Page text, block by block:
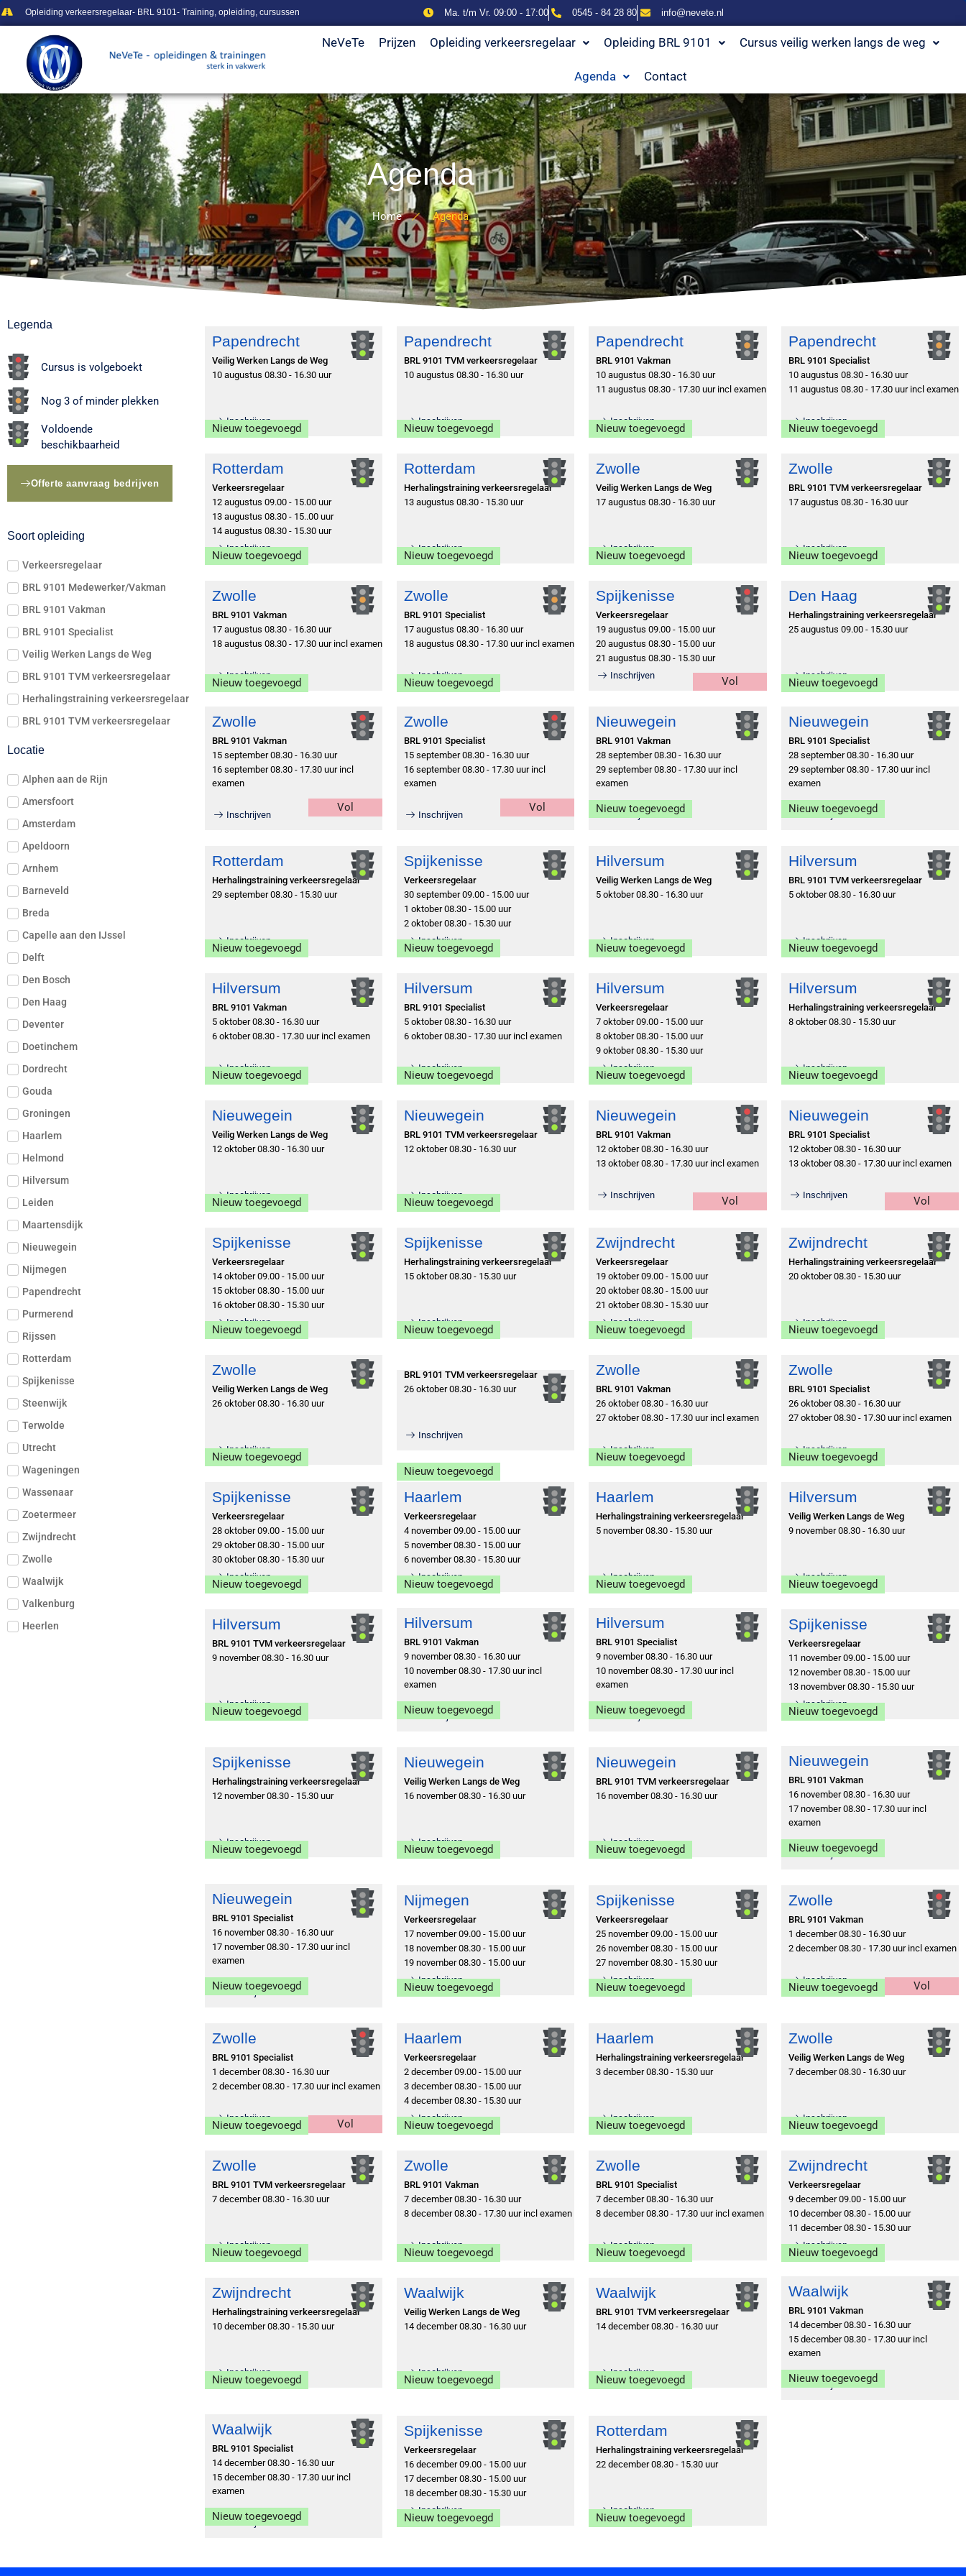
Opleiding verkeersregelaar- BRL 9101- Training, opleiding, cursussen Ma. t/m Vr. 09:00 - 17:00 0545 - 84 28 80 info@nevete.nl
NeVeTe Prijzen Opleiding verkeersregelaar Opleiding BRL 9101 Cursus veilig werken langs de weg
Agenda Contact
Agenda
Home Agenda
Legenda
Cursus is volgeboekt
Nog 3 of minder plekken
Voldoende
beschikbaarheid
Offerte aanvraag bedrijven
Soort opleiding
Verkeersregelaar
BRL 9101 Medewerker/Vakman
BRL 9101 Vakman
BRL 9101 Specialist
Veilig Werken Langs de Weg
BRL 9101 TVM verkeersregelaar
Herhalingstraining verkeersregelaar
BRL 9101 TVM verkeersregelaar
Locatie
Alphen aan de Rijn
Amersfoort
Amsterdam
Apeldoorn
Arnhem
Barneveld
Breda
Capelle aan den IJssel
Delft
Den Bosch
Den Haag
Deventer
Doetinchem
Dordrecht
Gouda
Groningen
Haarlem
Helmond
Hilversum
Leiden
Maartensdijk
Nieuwegein
Nijmegen
Papendrecht
Purmerend
Rijssen
Rotterdam
Spijkenisse
Steenwijk
Terwolde
Utrecht
Wageningen
Wassenaar
Zoetermeer
Zwijndrecht
Zwolle
Waalwijk
Valkenburg
Heerlen
Nieuw toegevoegd
Papendrecht
Veilig Werken Langs de Weg
10 augustus 08.30 - 16.30 uur
Inschrijven
Nieuw toegevoegd
Papendrecht
BRL 9101 TVM verkeersregelaar
10 augustus 08.30 - 16.30 uur
Inschrijven
Nieuw toegevoegd
Papendrecht
BRL 9101 Vakman
10 augustus 08.30 - 16.30 uur
11 augustus 08.30 - 17.30 uur incl examen
Inschrijven
Nieuw toegevoegd
Papendrecht
BRL 9101 Specialist
10 augustus 08.30 - 16.30 uur
11 augustus 08.30 - 17.30 uur incl examen
Inschrijven
Nieuw toegevoegd
Rotterdam
Verkeersregelaar
12 augustus 09.00 - 15.00 uur
13 augustus 08.30 - 15..00 uur
14 augustus 08.30 - 15.30 uur
Inschrijven
Nieuw toegevoegd
Rotterdam
Herhalingstraining verkeersregelaar
13 augustus 08.30 - 15.30 uur
Inschrijven
Nieuw toegevoegd
Zwolle
Veilig Werken Langs de Weg
17 augustus 08.30 - 16.30 uur
Inschrijven
Nieuw toegevoegd
Zwolle
BRL 9101 TVM verkeersregelaar
17 augustus 08.30 - 16.30 uur
Inschrijven
Nieuw toegevoegd
Zwolle
BRL 9101 Vakman
17 augustus 08.30 - 16.30 uur
18 augustus 08.30 - 17.30 uur incl examen
Inschrijven
Nieuw toegevoegd
Zwolle
BRL 9101 Specialist
17 augustus 08.30 - 16.30 uur
18 augustus 08.30 - 17.30 uur incl examen
Inschrijven Vol
Spijkenisse
Verkeersregelaar
19 augustus 09.00 - 15.00 uur
20 augustus 08.30 - 15.00 uur
21 augustus 08.30 - 15.30 uur
Inschrijven
Nieuw toegevoegd
Den Haag
Herhalingstraining verkeersregelaar
25 augustus 09.00 - 15.30 uur
Inschrijven
Vol
Zwolle
BRL 9101 Vakman
15 september 08.30 - 16.30 uur
16 september 08.30 - 17.30 uur incl
examen
Inschrijven
Vol
Zwolle
BRL 9101 Specialist
15 september 08.30 - 16.30 uur
16 september 08.30 - 17.30 uur incl
examen
Inschrijven Nieuw toegevoegd
Nieuwegein
BRL 9101 Vakman
28 september 08.30 - 16.30 uur
29 september 08.30 - 17.30 uur incl
examen
Inschrijven Nieuw toegevoegd
Nieuwegein
BRL 9101 Specialist
28 september 08.30 - 16.30 uur
29 september 08.30 - 17.30 uur incl
examen
Inschrijven
Nieuw toegevoegd
Rotterdam
Herhalingstraining verkeersregelaar
29 september 08.30 - 15.30 uur
Inschrijven
Nieuw toegevoegd
Spijkenisse
Verkeersregelaar
30 september 09.00 - 15.00 uur
1 oktober 08.30 - 15.00 uur
2 oktober 08.30 - 15.30 uur
Inschrijven
Nieuw toegevoegd
Hilversum
Veilig Werken Langs de Weg
5 oktober 08.30 - 16.30 uur
Inschrijven
Nieuw toegevoegd
Hilversum
BRL 9101 TVM verkeersregelaar
5 oktober 08.30 - 16.30 uur
Inschrijven
Nieuw toegevoegd
Hilversum
BRL 9101 Vakman
5 oktober 08.30 - 16.30 uur
6 oktober 08.30 - 17.30 uur incl examen
Inschrijven
Nieuw toegevoegd
Hilversum
BRL 9101 Specialist
5 oktober 08.30 - 16.30 uur
6 oktober 08.30 - 17.30 uur incl examen
Inschrijven
Nieuw toegevoegd
Hilversum
Verkeersregelaar
7 oktober 09.00 - 15.00 uur
8 oktober 08.30 - 15.00 uur
9 oktober 08.30 - 15.30 uur
Inschrijven
Nieuw toegevoegd
Hilversum
Herhalingstraining verkeersregelaar
8 oktober 08.30 - 15.30 uur
Inschrijven
Nieuw toegevoegd
Nieuwegein
Veilig Werken Langs de Weg
12 oktober 08.30 - 16.30 uur
Inschrijven
Nieuw toegevoegd
Nieuwegein
BRL 9101 TVM verkeersregelaar
12 oktober 08.30 - 16.30 uur
Inschrijven Vol
Nieuwegein
BRL 9101 Vakman
12 oktober 08.30 - 16.30 uur
13 oktober 08.30 - 17.30 uur incl examen
Inschrijven Vol
Nieuwegein
BRL 9101 Specialist
12 oktober 08.30 - 16.30 uur
13 oktober 08.30 - 17.30 uur incl examen
Inschrijven
Nieuw toegevoegd
Spijkenisse
Verkeersregelaar
14 oktober 09.00 - 15.00 uur
15 oktober 08.30 - 15.00 uur
16 oktober 08.30 - 15.30 uur
Inschrijven
Nieuw toegevoegd
Spijkenisse
Herhalingstraining verkeersregelaar
15 oktober 08.30 - 15.30 uur
Inschrijven
Nieuw toegevoegd
Zwijndrecht
Verkeersregelaar
19 oktober 09.00 - 15.00 uur
20 oktober 08.30 - 15.00 uur
21 oktober 08.30 - 15.30 uur
Inschrijven
Nieuw toegevoegd
Zwijndrecht
Herhalingstraining verkeersregelaar
20 oktober 08.30 - 15.30 uur
Inschrijven
Nieuw toegevoegd
Zwolle
Veilig Werken Langs de Weg
26 oktober 08.30 - 16.30 uur
Inschrijven
Nieuw toegevoegd
BRL 9101 TVM verkeersregelaar
26 oktober 08.30 - 16.30 uur
Inschrijven
Nieuw toegevoegd
Zwolle
BRL 9101 Vakman
26 oktober 08.30 - 16.30 uur
27 oktober 08.30 - 17.30 uur incl examen
Inschrijven
Nieuw toegevoegd
Zwolle
BRL 9101 Specialist
26 oktober 08.30 - 16.30 uur
27 oktober 08.30 - 17.30 uur incl examen
Inschrijven
Nieuw toegevoegd
Spijkenisse
Verkeersregelaar
28 oktober 09.00 - 15.00 uur
29 oktober 08.30 - 15.00 uur
30 oktober 08.30 - 15.30 uur
Inschrijven
Nieuw toegevoegd
Haarlem
Verkeersregelaar
4 november 09.00 - 15.00 uur
5 november 08.30 - 15.00 uur
6 november 08.30 - 15.30 uur
Inschrijven
Nieuw toegevoegd
Haarlem
Herhalingstraining verkeersregelaar
5 november 08.30 - 15.30 uur
Inschrijven
Nieuw toegevoegd
Hilversum
Veilig Werken Langs de Weg
9 november 08.30 - 16.30 uur
Inschrijven
Nieuw toegevoegd
Hilversum
BRL 9101 TVM verkeersregelaar
9 november 08.30 - 16.30 uur
Inschrijven Nieuw toegevoegd
Hilversum
BRL 9101 Vakman
9 november 08.30 - 16.30 uur
10 november 08.30 - 17.30 uur incl
examen
Inschrijven Nieuw toegevoegd
Hilversum
BRL 9101 Specialist
9 november 08.30 - 16.30 uur
10 november 08.30 - 17.30 uur incl
examen
Inschrijven Nieuw toegevoegd
Spijkenisse
Verkeersregelaar
11 november 09.00 - 15.00 uur
12 november 08.30 - 15.00 uur
13 novembver 08.30 - 15.30 uur
Inschrijven
Nieuw toegevoegd
Spijkenisse
Herhalingstraining verkeersregelaar
12 november 08.30 - 15.30 uur
Inschrijven
Nieuw toegevoegd
Nieuwegein
Veilig Werken Langs de Weg
16 november 08.30 - 16.30 uur
Inschrijven
Nieuw toegevoegd
Nieuwegein
BRL 9101 TVM verkeersregelaar
16 november 08.30 - 16.30 uur
Inschrijven Nieuw toegevoegd
Nieuwegein
BRL 9101 Vakman
16 november 08.30 - 16.30 uur
17 november 08.30 - 17.30 uur incl
examen
Inschrijven
Nieuw toegevoegd
Nieuwegein
BRL 9101 Specialist
16 november 08.30 - 16.30 uur
17 november 08.30 - 17.30 uur incl
examen
Inschrijven Nieuw toegevoegd
Nijmegen
Verkeersregelaar
17 november 09.00 - 15.00 uur
18 november 08.30 - 15.00 uur
19 november 08.30 - 15.00 uur
Inschrijven
Nieuw toegevoegd
Spijkenisse
Verkeersregelaar
25 november 09.00 - 15.00 uur
26 november 08.30 - 15.00 uur
27 november 08.30 - 15.30 uur
Inschrijven
Nieuw toegevoegd Vol
Zwolle
BRL 9101 Vakman
1 december 08.30 - 16.30 uur
2 december 08.30 - 17.30 uur incl examen
Inschrijven
Nieuw toegevoegd Vol
Zwolle
BRL 9101 Specialist
1 december 08.30 - 16.30 uur
2 december 08.30 - 17.30 uur incl examen
Inschrijven
Nieuw toegevoegd
Haarlem
Verkeersregelaar
2 december 09.00 - 15.00 uur
3 december 08.30 - 15.00 uur
4 december 08.30 - 15.30 uur
Inschrijven
Nieuw toegevoegd
Haarlem
Herhalingstraining verkeersregelaar
3 december 08.30 - 15.30 uur
Inschrijven
Nieuw toegevoegd
Zwolle
Veilig Werken Langs de Weg
7 december 08.30 - 16.30 uur
Inschrijven
Nieuw toegevoegd
Zwolle
BRL 9101 TVM verkeersregelaar
7 december 08.30 - 16.30 uur
Inschrijven
Nieuw toegevoegd
Zwolle
BRL 9101 Vakman
7 december 08.30 - 16.30 uur
8 december 08.30 - 17.30 uur incl examen
Inschrijven
Nieuw toegevoegd
Zwolle
BRL 9101 Specialist
7 december 08.30 - 16.30 uur
8 december 08.30 - 17.30 uur incl examen
Inschrijven
Nieuw toegevoegd
Zwijndrecht
Verkeersregelaar
9 december 09.00 - 15.00 uur
10 december 08.30 - 15.00 uur
11 december 08.30 - 15.30 uur
Inschrijven
Nieuw toegevoegd
Zwijndrecht
Herhalingstraining verkeersregelaar
10 december 08.30 - 15.30 uur
Inschrijven
Nieuw toegevoegd
Waalwijk
Veilig Werken Langs de Weg
14 december 08.30 - 16.30 uur
Inschrijven
Nieuw toegevoegd
Waalwijk
BRL 9101 TVM verkeersregelaar
14 december 08.30 - 16.30 uur
Inschrijven Nieuw toegevoegd
Waalwijk
BRL 9101 Vakman
14 december 08.30 - 16.30 uur
15 december 08.30 - 17.30 uur incl
examen
Inschrijven
Nieuw toegevoegd
Waalwijk
BRL 9101 Specialist
14 december 08.30 - 16.30 uur
15 december 08.30 - 17.30 uur incl
examen
Inschrijven Nieuw toegevoegd
Spijkenisse
Verkeersregelaar
16 december 09.00 - 15.00 uur
17 december 08.30 - 15.00 uur
18 december 08.30 - 15.30 uur
Inschrijven
Nieuw toegevoegd
Rotterdam
Herhalingstraining verkeersregelaar
22 december 08.30 - 15.30 uur
Inschrijven